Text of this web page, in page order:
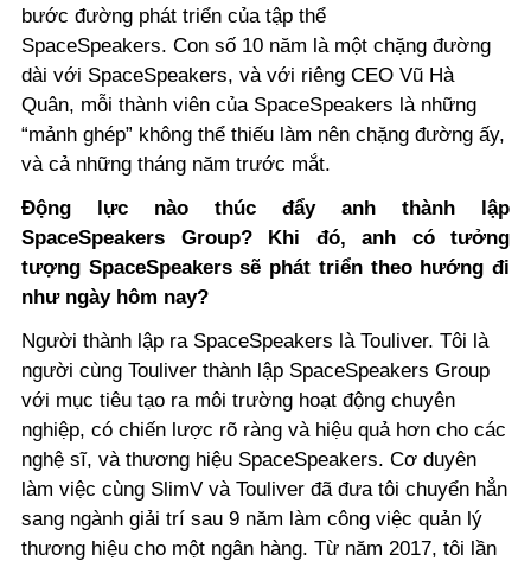
bước đường phát triển của tập thể
SpaceSpeakers. Con số 10 năm là một chặng đường
dài với SpaceSpeakers, và với riêng CEO Vũ Hà
Quân, mỗi thành viên của SpaceSpeakers là những
“mảnh ghép” không thể thiếu làm nên chặng đường ấy,
và cả những tháng năm trước mắt.
Động lực nào thúc đẩy anh thành lập
SpaceSpeakers Group? Khi đó, anh có tưởng
tượng SpaceSpeakers sẽ phát triển theo hướng đi
như ngày hôm nay?
​​Người thành lập ra SpaceSpeakers là Touliver. Tôi là
người cùng Touliver thành lập SpaceSpeakers Group
với mục tiêu tạo ra môi trường hoạt động chuyên
nghiệp, có chiến lược rõ ràng và hiệu quả hơn cho các
nghệ sĩ, và thương hiệu SpaceSpeakers. Cơ duyên
làm việc cùng SlimV và Touliver đã đưa tôi chuyển hẳn
sang ngành giải trí sau 9 năm làm công việc quản lý
thương hiệu cho một ngân hàng. Từ năm 2017, tôi lần